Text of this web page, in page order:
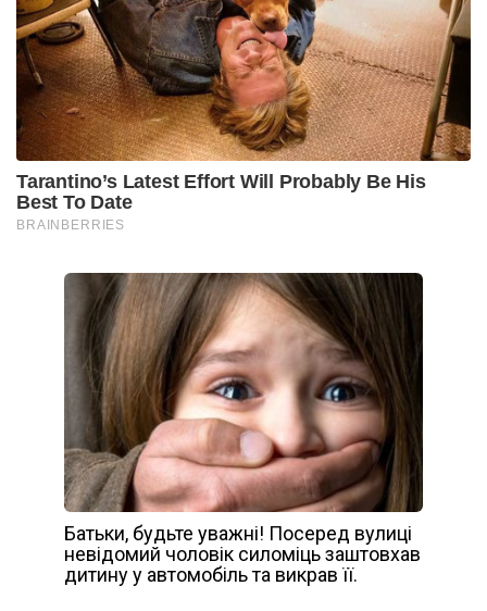
Батьки, будьте уважні! Посеред вулиці
невідомий чоловік силоміць заштовхав
дитину у автомобіль та викрав її.